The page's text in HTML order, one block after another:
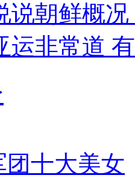
说朝鲜概
运非常道
团十大美女